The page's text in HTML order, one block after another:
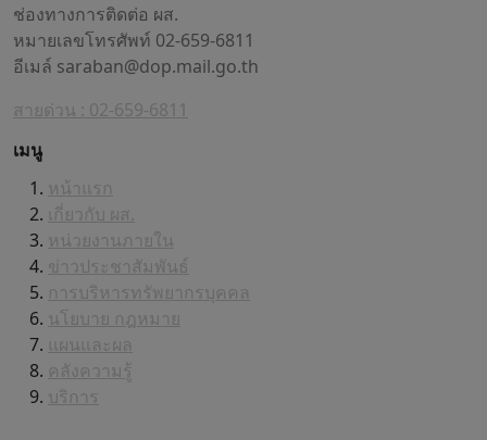
ช่องทางการติดต่อ ผส.
หมายเลขโทรศัพท์ 02-659-6811
อีเมล์ saraban@dop.mail.go.th
สายด่วน : 02-659-6811
เมนู
หน้าแรก
เกี่ยวกับ ผส.
หน่วยงานภายใน
ข่าวประชาสัมพันธ์
การบริหารทรัพยากรบุคคล
นโยบาย กฎหมาย
แผนและผล
คลังความรู้
บริการ